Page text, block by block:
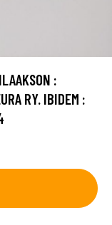
:
RY. IBIDEM :